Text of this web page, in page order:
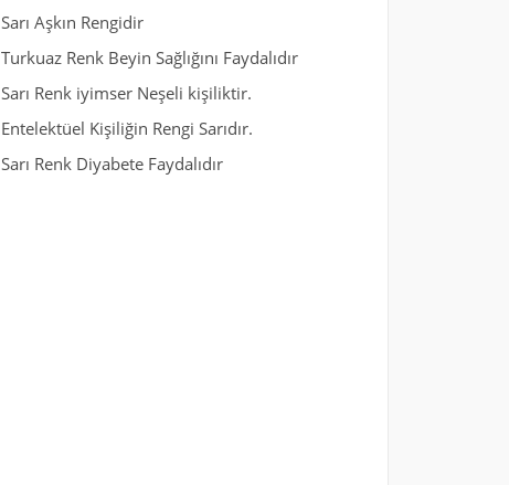
Sarı Aşkın Rengidir
Turkuaz Renk Beyin Sağlığını Faydalıdır
Sarı Renk iyimser Neşeli kişiliktir.
Entelektüel Kişiliğin Rengi Sarıdır.
Sarı Renk Diyabete Faydalıdır